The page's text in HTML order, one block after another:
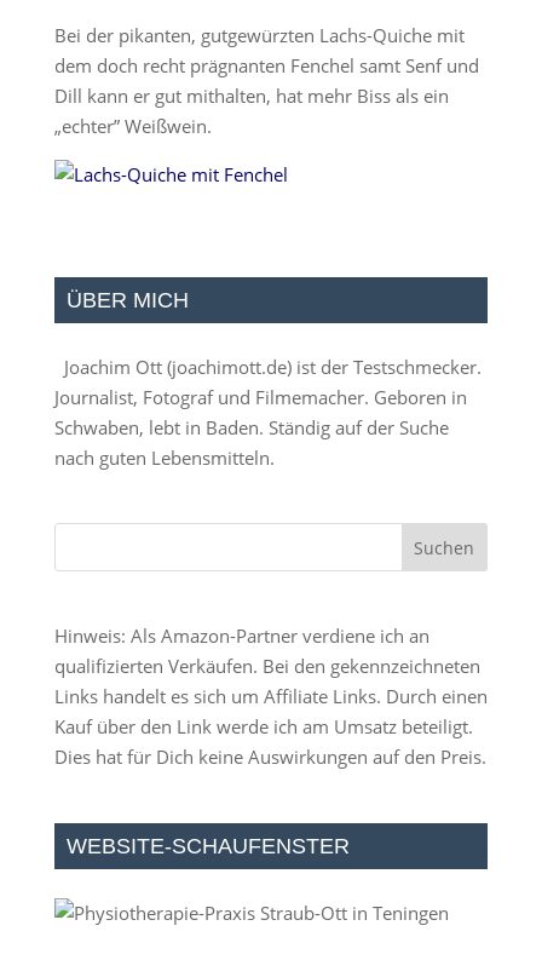
Bei der pikanten, gutgewürzten Lachs-Quiche mit
dem doch recht prägnanten Fenchel samt Senf und
Dill kann er gut mithalten, hat mehr Biss als ein
„echter” Weißwein.
ÜBER MICH
Joachim Ott (joachimott.de) ist der Testschmecker.
Journalist, Fotograf und Filmemacher. Geboren in
Schwaben, lebt in Baden. Ständig auf der Suche
nach guten Lebensmitteln.
Hinweis: Als Amazon-Partner verdiene ich an
qualifizierten Verkäufen. Bei den gekennzeichneten
Links handelt es sich um Affiliate Links. Durch einen
Kauf über den Link werde ich am Umsatz beteiligt.
Dies hat für Dich keine Auswirkungen auf den Preis.
WEBSITE-SCHAUFENSTER